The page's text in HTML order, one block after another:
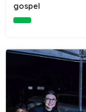
gospel